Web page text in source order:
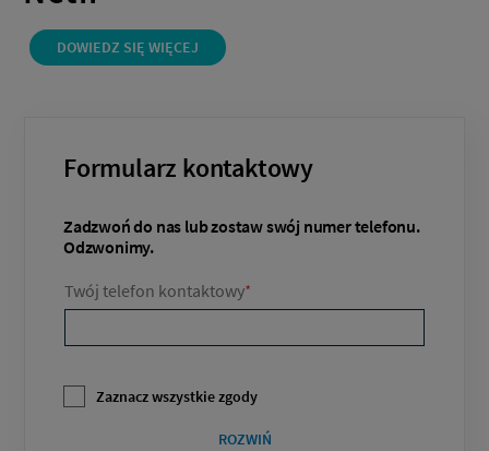
DOWIEDZ SIĘ WIĘCEJ
Formularz kontaktowy
Zadzwoń do nas lub zostaw swój numer telefonu.
Odzwonimy.
Twój telefon kontaktowy*
Zaznacz wszystkie zgody
ROZWIŃ